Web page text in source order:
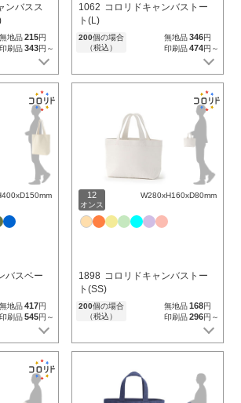
ンバスス
無地品215円
印刷品343円～
1062 コロリドキャンバストー
ト(L)
200個の場合
（税込）
無地品346円
印刷品474円～
バスベー
無地品417円
印刷品545円～
12
オンス
W280xH160xD80mm
1898 コロリドキャンバストー
ト(SS)
200個の場合
（税込）
無地品168円
印刷品296円～